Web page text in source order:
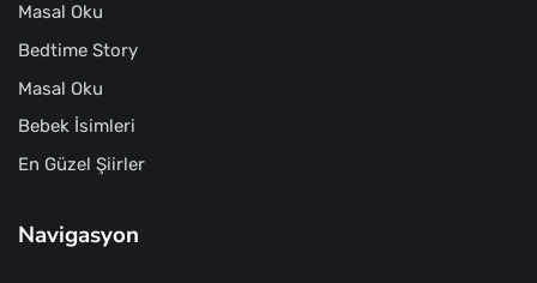
Masal Oku
Bedtime Story
Masal Oku
Bebek İsimleri
En Güzel Şiirler
Navigasyon